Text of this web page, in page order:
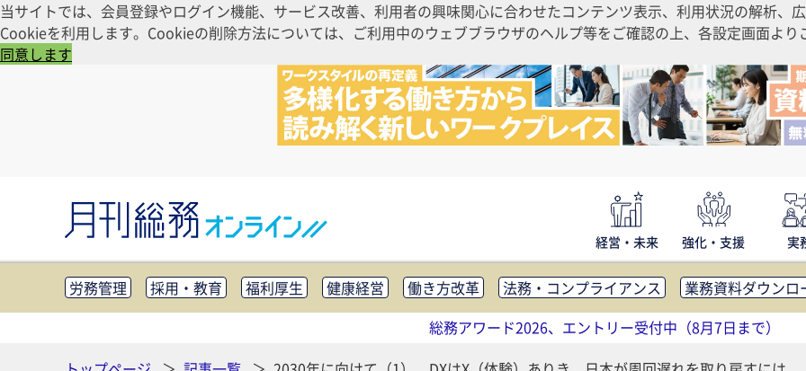
当サイトでは、会員登録やログイン機能、サービス改善、利用者の興味関心に合わせたコンテンツ表示、利用状況の解析、
Cookieを利用します。Cookieの削除方法については、ご利用中のウェブブラウザのヘルプ等をご確認の上、各設定画面よ
同意します
経営・未来 強化・支援 実
労務管理 採用・教育 福利厚生 健康経営 働き方改革 法務・コンプライアンス
業務資料ダウンロ
知財管理
リスクマネジメント・BCP 社外・社内広報 社外・社内コミュニケーション活性化
FM・オフ
助成金・補助金・コスト削減 アウトソーシング・BPO
調査・レ
総務アワード2026、エントリー受付中（8月7日まで）